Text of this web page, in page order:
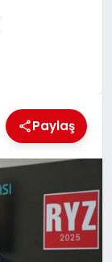
Paylaş